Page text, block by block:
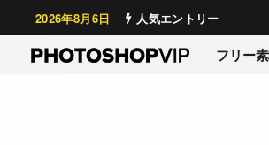
2026年8月6日 人気エントリー
フリー